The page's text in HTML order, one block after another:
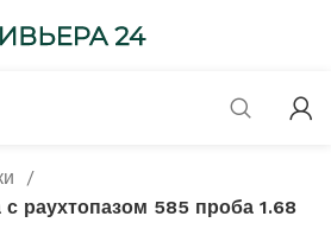
с раухтопазом 585 проба 1.68